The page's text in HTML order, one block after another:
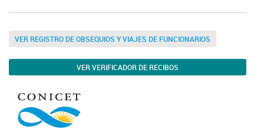
VER REGISTRO DE OBSEQUIOS Y VIAJES DE FUNCIONARIOS
VER VERIFICADOR DE RECIBOS